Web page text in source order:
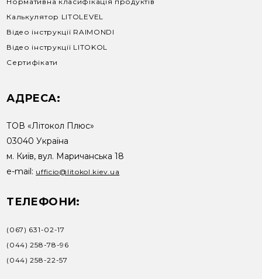
Калькулятор LITOLEVEL
Відео інструкції RAIMONDI
Відео інструкції LITOKOL
Сертифікати
АДРЕСА:
ТОВ «Літокол Плюс»
03040 Україна
м. Київ, вул. Маричанська 18
e-mail: ufficio@litokol.kiev.ua
ТЕЛЕФОНИ:
(067) 631-02-17
(044) 258-78-96
(044) 258-22-57